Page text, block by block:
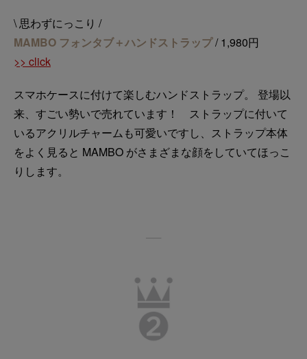
\ 思わずにっこり /
MAMBO フォンタブ＋ハンドストラップ/ 1,980円
>> click
スマホケースに付けて楽しむハンドストラップ。 登場以
来、すごい勢いで売れています！ ストラップに付いて
いるアクリルチャームも可愛いですし、ストラップ本体
をよく見ると MAMBO がさまざまな顔をしていてほっこ
りします。
──